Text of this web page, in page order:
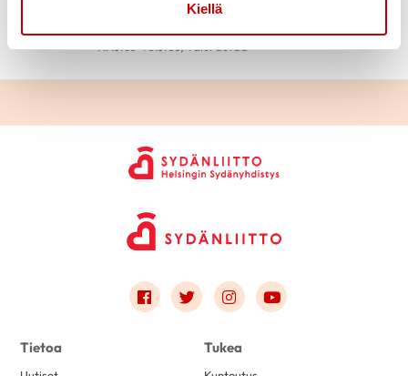
Kiellä
Kristus-veistos, valurautaa
Link to facebook
Link to twitter
Link to instagram
Link to youtube
Tietoa Tukea